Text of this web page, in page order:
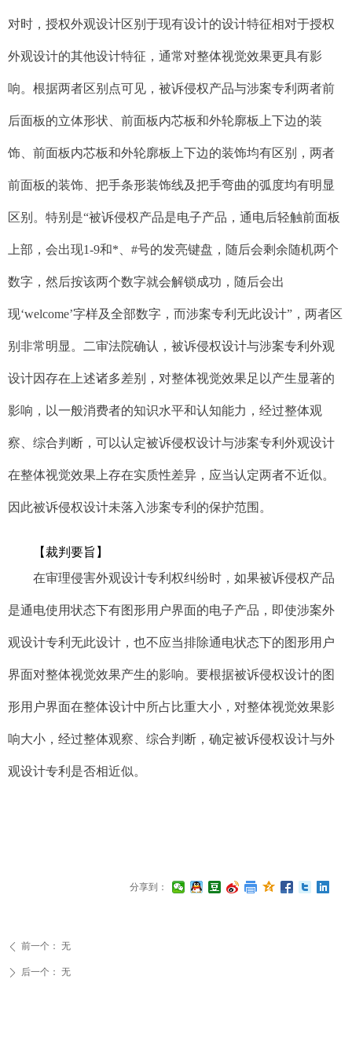
对时，授权外观设计区别于现有设计的设计特征相对于授权
外观设计的其他设计特征，通常对整体视觉效果更具有影
响。根据两者区别点可见，被诉侵权产品与涉案专利两者前
后面板的立体形状、 前面板内芯板和外轮廓板上下边的装
饰、前面板内芯板和外轮廓板上下边的装饰均有区别，两者
前面板的装饰、把手条形装饰线及把手弯曲的弧度均有明显
区别。特别是“被诉侵权产品是电子产品，通电后轻触前面板
上部，会出现1-9和*、#号的发亮键盘，随后会剩余随机两个
数字，然后按该两个数字就会解锁成功，随后会出
现‘welcome’字样及全部数字，而涉案专利无此设计”，两者区
别非常明显。二审法院确认，被诉侵权设计与涉案专利外观
设计因存在上述诸多差别，对整体视觉效果足以产生显著的
影响，以一般消费者的知识水平和认知能力，经过整体观
察、综合判断，可以认定被诉侵权设计与涉案专利外观设计
在整体视觉效果上存在实质性差异，应当认定两者不近似。
因此被诉侵权设计未落入涉案专利的保护范围。
【裁判要旨 】
在审理侵害外观设计专利权纠纷时，如果被诉侵权产品
是通电使用状态下有图形用户界面的电子产品，即使涉案外
观设计专利无此设计，也不应当排除通电状态下的图形用户
界面对整体视觉效果产生的影响。要根据被诉侵权设计的图
形用户界面在整体设计中所占比重大小，对整体视觉效果影
响大小，经过整体观察、综合判断，确定被诉侵权设计与外
观设计专利是否相近似。
分享到：
ꄴ 前一个： 无
ꄲ 后一个： 无